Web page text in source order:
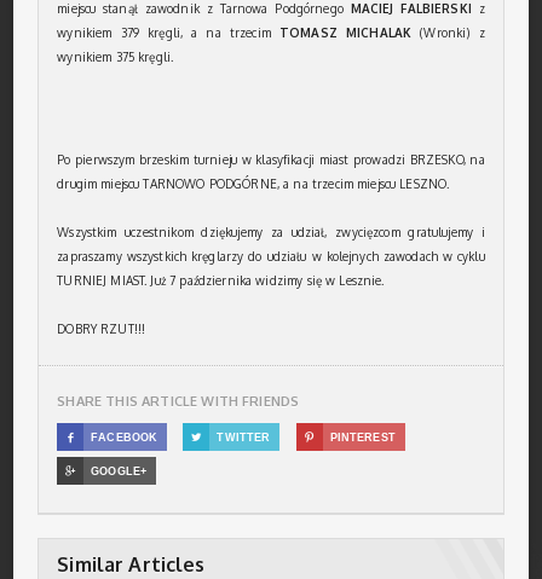
miejscu stanął zawodnik z Tarnowa Podgórnego MACIEJ FALBIERSKI z
wynikiem 379 kręgli, a na trzecim TOMASZ MICHALAK
(Wronki) z
wynikiem 375 kręgli.
Po pierwszym brzeskim turnieju w klasyfikacji miast prowadzi BRZESKO, na
drugim miejscu TARNOWO PODGÓRNE, a na trzecim miejscu LESZNO.
Wszystkim uczestnikom dziękujemy za udział, zwycięzcom gratulujemy i
zapraszamy wszystkich kręglarzy do udziału w kolejnych zawodach w cyklu
TURNIEJ MIAST. Już 7 października widzimy się w Lesznie.
DOBRY RZUT!!!
SHARE THIS ARTICLE WITH FRIENDS
 FACEBOOK  TWITTER  PINTEREST
 GOOGLE+
Similar Articles